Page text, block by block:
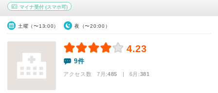
マイナ受付 (スマホ可)
土曜（〜13:00） 夜（〜20:00）
4.23
9件
アクセス数 7月:485 | 6月:381